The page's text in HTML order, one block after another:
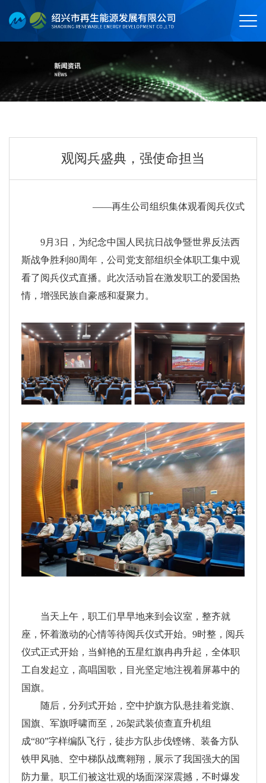
观阅兵盛典，强使命担当
——再生公司组织集体观看阅兵仪式
9月3日，为纪念中国人民抗日战争暨世界反法西
斯战争胜利80周年，公司党支部组织全体职工集中观
看了阅兵仪式直播。此次活动旨在激发职工的爱国热
情，增强民族自豪感和凝聚力。
当天上午，职工们早早地来到会议室，整齐就
座，怀着激动的心情等待阅兵仪式开始。9时整，阅兵
仪式正式开始，当鲜艳的五星红旗冉冉升起，全体职
工自发起立，高唱国歌，目光坚定地注视着屏幕中的
国旗。
随后，分列式开始，空中护旗方队悬挂着党旗、
国旗、军旗呼啸而至，26架武装侦查直升机组
成“80”字样编队飞行，徒步方队步伐铿锵、装备方队
铁甲风驰、空中梯队战鹰翱翔，展示了我国强大的国
防力量。职工们被这壮观的场面深深震撼，不时爆发